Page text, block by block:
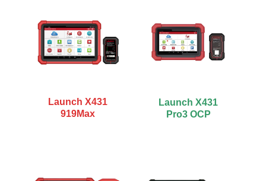
Launch X431
919Max
Launch X431
Pro3 OCP